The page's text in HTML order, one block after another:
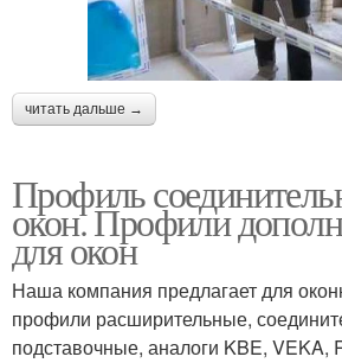
читать дальше →
Профиль
окон. Профили
для окон
Наша компания предлагает для
профили расширительные,
подставочные, аналоги KBE, VEKA,